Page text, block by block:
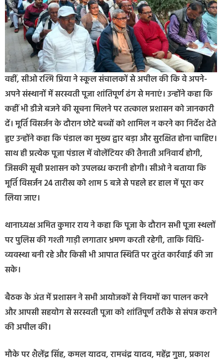
वहीं, सीओ रश्मि प्रिया ने स्कूल संचालकों से अपील की कि वे अपने-
अपने संस्थानों में सरस्वती पूजा शांतिपूर्ण ढंग से मनाएं। उन्होंने कहा कि
कहीं भी डीजे बजने की सूचना मिलने पर तत्काल प्रशासन को जानकारी
दें। मूर्ति विसर्जन के दौरान छोटे बच्चों को शामिल न करने का निर्देश देते
हुए उन्होंने कहा कि पंडाल का मुख्य द्वार बड़ा और सुरक्षित होना चाहिए।
साथ ही प्रत्येक पूजा पंडाल में वोलेंटियर की तैनाती अनिवार्य होगी,
जिसकी सूची प्रशासन को उपलब्ध करानी होगी। सीओ ने बताया कि
मूर्ति विसर्जन 24 तारीख को शाम 5 बजे से पहले हर हाल में पूरा कर
लिया जाए।
थानाध्यक्ष अमित कुमार राय ने कहा कि पूजा के दौरान सभी पूजा स्थलों
पर पुलिस की गश्ती गाड़ी लगातार भ्रमण करती रहेगी, ताकि विधि-
व्यवस्था बनी रहे और किसी भी आपात स्थिति पर तुरंत कार्रवाई की जा
सके।
बैठक के अंत में प्रशासन ने सभी आयोजकों से नियमों का पालन करने
और आपसी सहयोग से सरस्वती पूजा को शांतिपूर्ण तरीके से संपन्न कराने
की अपील की।
मौके पर शैलेंद्र सिंह, कमल यादव, रामचंद्र यादव, महेंद्र गुप्ता, प्रकाश